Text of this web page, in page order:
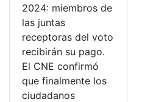
2024: miembros de
las juntas
receptoras del voto
recibirán su pago.
El CNE confirmó
que finalmente los
ciudadanos